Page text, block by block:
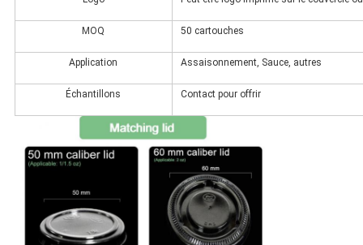
MOQ 50 cartouches
Application Assaisonnement, Sauce, autres
Échantillons Contact pour offrir